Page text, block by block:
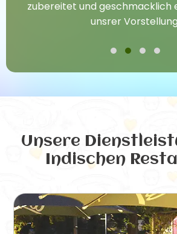
zubereitet und geschmacklich
unsrer
Unsere
Indischen